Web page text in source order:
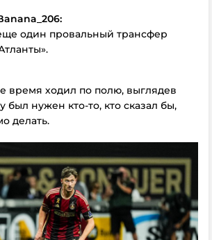
один провальный трансфер
время ходил по полю, выглядев
был нужен кто-то, кто сказал бы,
делать.